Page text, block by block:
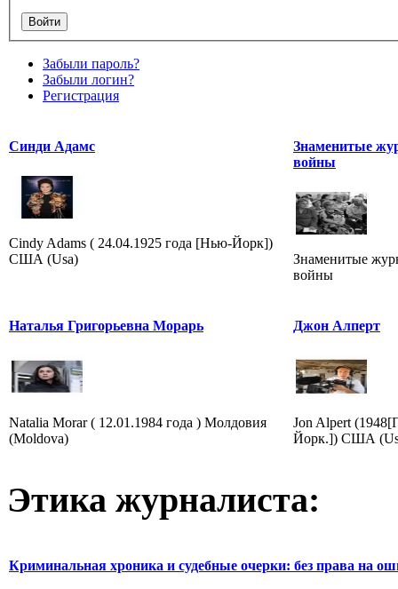
Забыли пароль?
Забыли логин?
Регистрация
Синди Адамс
Cindy Adams ( 24.04.1925 года [Нью-Йорк])
США (Usa)
Знаменитые
войны
Знаменитые
войны
Наталья Григорьевна Морарь
Natalia Morar ( 12.01.1984 года ) Молдовия
(Moldova)
Джон Алперт
Jon Alpert
Йорк.]) США
Этика журналиста:
Криминальная хроника и судебные очерки: без права на